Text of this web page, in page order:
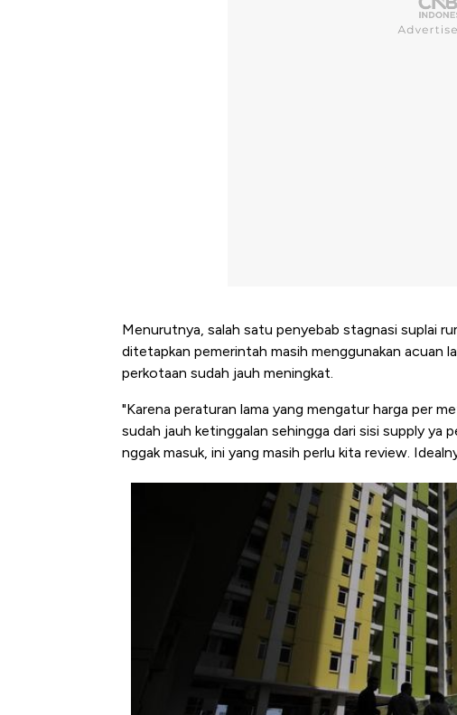
Menurutnya, salah satu penyebab stagnasi suplai
ditetapkan pemerintah masih menggunakan acuan
perkotaan sudah jauh meningkat.
"Karena peraturan lama yang mengatur harga per
sudah jauh ketinggalan sehingga dari sisi supply ya
nggak masuk, ini yang masih perlu kita review.
Kongo Tutup Keran Ekspor, Harga
Tembaga Terbang ke Zona